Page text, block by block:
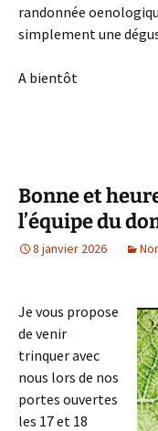
randonnée
simplement une
A bientôt
Bonne et
l’équipe du
8 janvier 2026
Je vous propose
de venir
trinquer avec
nous lors de nos
portes ouvertes
les 17 et 18